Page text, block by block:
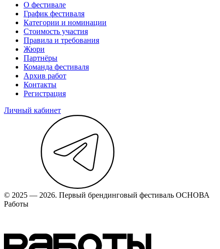
О фестивале
График фестиваля
Категории и номинации
Стоимость участия
Правила и требования
Жюри
Партнёры
Команда фестиваля
Архив работ
Контакты
Регистрация
Личный кабинет
© 2025 — 2026. Первый брендинговый фестиваль ОСНОВА
Работы